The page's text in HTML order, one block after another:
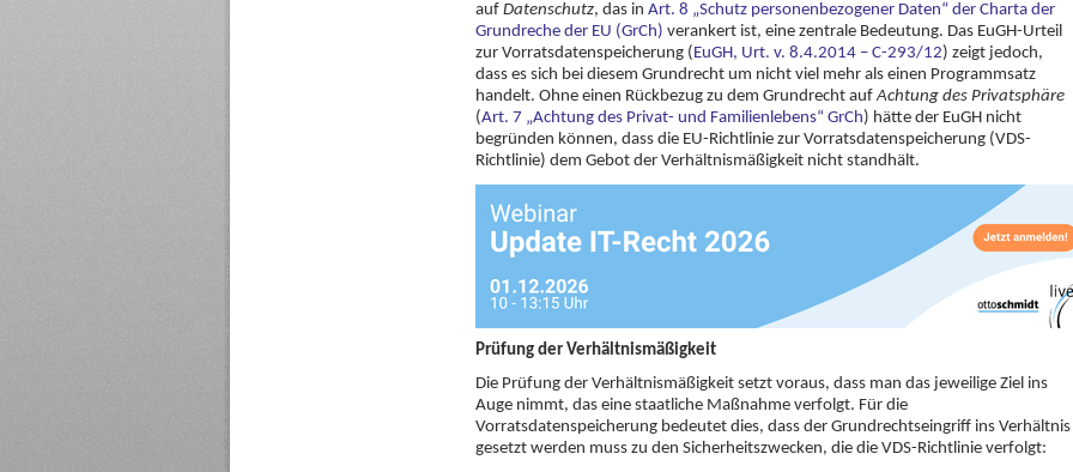
auf Datenschutz, das in Art. 8 „Schutz personenbezogener Daten“ der Charta der
Grundreche der EU (GrCh) verankert ist, eine zentrale Bedeutung. Das EuGH-Urteil
zur Vorratsdatenspeicherung (EuGH, Urt. v. 8.4.2014 – C-293/12) zeigt jedoch,
dass es sich bei diesem Grundrecht um nicht viel mehr als einen Programmsatz
handelt. Ohne einen Rückbezug zu dem Grundrecht aufAchtung des Privatsphäre
(Art. 7 „Achtung des Privat- und Familienlebens“ GrCh) hätte der EuGH nicht
begründen können, dass die EU-Richtlinie zur Vorratsdatenspeicherung (VDS-
Richtlinie) dem Gebot der Verhältnismäßigkeit nicht standhält.
Prüfung der Verhältnismäßigkeit
Die Prüfung der Verhältnismäßigkeit setzt voraus, dass man das jeweilige Ziel ins
Auge nimmt, das eine staatliche Maßnahme verfolgt. Für die
Vorratsdatenspeicherung bedeutet dies, dass der Grundrechtseingriff ins Verhältnis
gesetzt werden muss zu den Sicherheitszwecken, die die VDS-Richtlinie verfolgt: